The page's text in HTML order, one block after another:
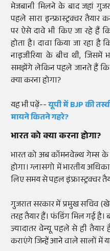
मेजबानी मिलने के बाद जहां
पहले सारा इन्फ्रास्ट्रक्चर तैयार
पर ऐसे दावे भी किए जा रहे हैं
होता है। दावा किया जा रहा है
नाइजीरिया के बीच थी, जिसमें
समझेंगे लेकिन पहले जानते हैं कि
क्या करना होगा?
यह भी पढ़ें--यूपी में BJP की
मायने कितने गहरे?
भारत को क्या करना होगा?
भारत को अब कॉमनवेल्थ गेम्स के
होगा। ग्लासगो में भारतीय
लिए समय से पहल इंफ्रास्ट्रक्चर
गुजरात सरकार में प्रमुख सचिव
तरह तैयार हैं। फंडिंग मिल गई है।
ज्यादातर वेन्यू पहले से ही
कराएंगे जिन्हें आने वाले सालों में